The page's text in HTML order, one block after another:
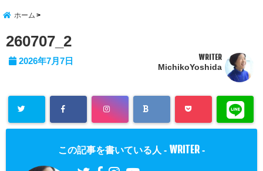
ホーム
260707_2
2026年7月7日 WRITER
MichikoYoshida
この記事を書いている人 - WRITER -